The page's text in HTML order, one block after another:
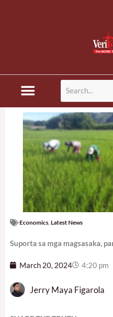
Economics Latest News
Suporta sa mga magsasaka,
March 20, 2024 4:20 pm
Jerry Maya Figarola